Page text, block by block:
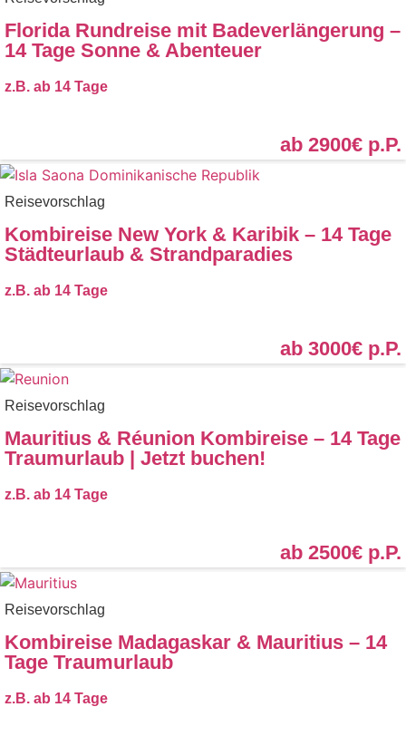
Florida Rundreise mit Badeverlängerung –
14 Tage Sonne & Abenteuer
z.B. ab 14 Tage
ab 2900€ p.P.
Reisevorschlag
Kombireise New York & Karibik – 14 Tage
Städteurlaub & Strandparadies
z.B. ab 14 Tage
ab 3000€ p.P.
Reisevorschlag
Mauritius & Réunion Kombireise – 14 Tage
Traumurlaub | Jetzt buchen!
z.B. ab 14 Tage
ab 2500€ p.P.
Reisevorschlag
Kombireise Madagaskar & Mauritius – 14
Tage Traumurlaub
z.B. ab 14 Tage